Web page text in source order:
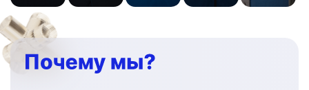
Надёжный работодатель